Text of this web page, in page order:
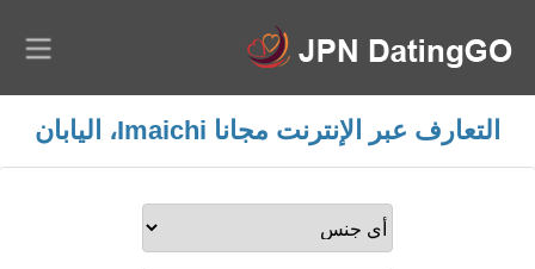
التعارف عبر الإنترنت مجانا Imaichi، اليابان